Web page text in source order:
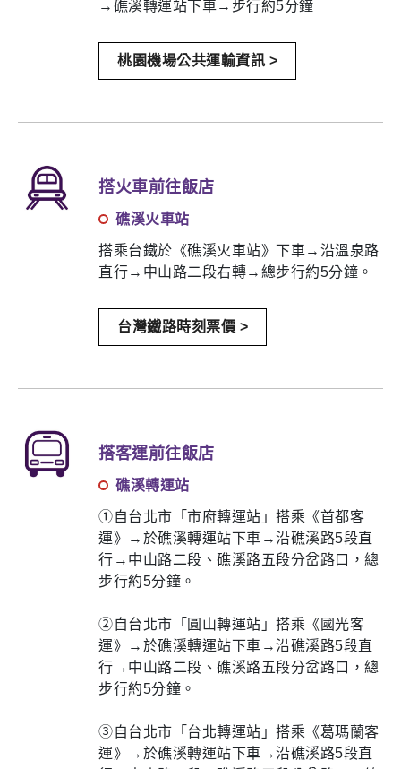
→礁溪轉運站下車→步行約5分鐘
桃園機場公共運輸資訊 >
搭火車前往飯店
礁溪火車站
搭乘台鐵於《礁溪火車站》下車→沿溫泉路
直行→中山路二段右轉→總步行約5分鐘。
台灣鐵路時刻票價 >
搭客運前往飯店
礁溪轉運站
①自台北市「市府轉運站」搭乘《首都客
運》→於礁溪轉運站下車→沿礁溪路5段直
行→中山路二段、礁溪路五段分岔路口，總
步行約5分鐘。
②自台北市「圓山轉運站」搭乘《國光客
運》→於礁溪轉運站下車→沿礁溪路5段直
行→中山路二段、礁溪路五段分岔路口，總
步行約5分鐘。
③自台北市「台北轉運站」搭乘《葛瑪蘭客
運》→於礁溪轉運站下車→沿礁溪路5段直